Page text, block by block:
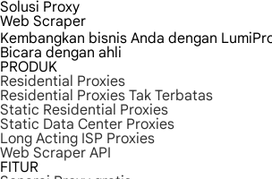
Solusi Proxy
Web Scraper
Kembangkan bisnis Anda dengan
Bicara dengan ahli
PRODUK
Residential Proxies
Residential Proxies Tak Terbatas
Static Residential Proxies
Static Data Center Proxies
Long Acting ISP Proxies
Web Scraper API
FITUR